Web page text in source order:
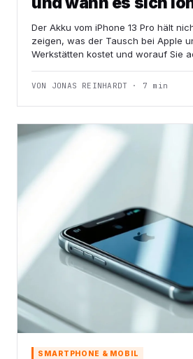
Der Akku vom iPhone 13 Pro hält
zeigen, was der Tausch bei Apple
Werkstätten kostet und worauf Sie
VON JONAS REINHARDT · 7 min
SMARTPHONE & MOBIL